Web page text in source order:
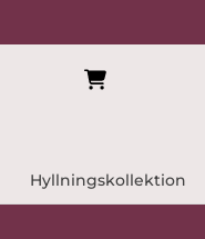
Hyllningskollektion